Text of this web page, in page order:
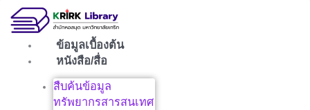
ข้อมูลเบื้องต้น
หนังสือ/สื่อ
สืบค้นข้อมูล
ทรัพยากรสารสนเทศ